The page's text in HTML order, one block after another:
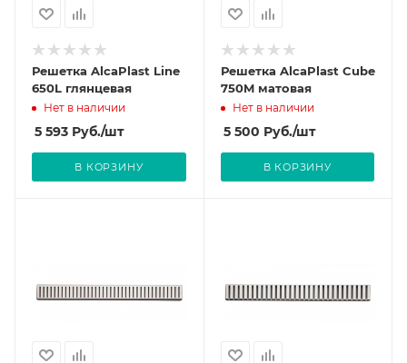
Решетка AlcaPlast Line
650L глянцевая
Нет в наличии
5 593 Руб./шт
В КОРЗИНУ
Решетка AlcaPlast Cube
750M матовая
Нет в наличии
5 500 Руб./шт
В КОРЗИНУ